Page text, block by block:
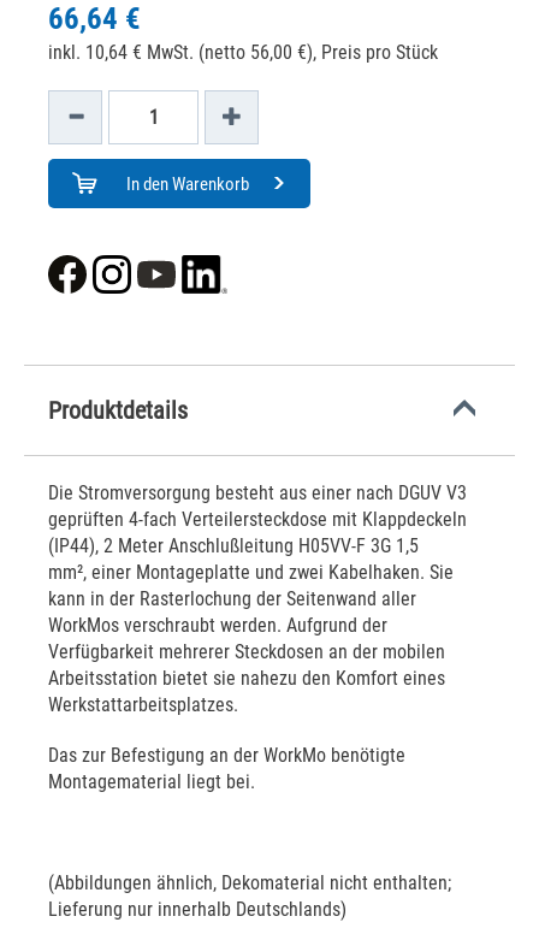
66,64 €
inkl. 10,64 € MwSt. (netto 56,00 €), Preis pro Stück
In den Warenkorb
Produktdetails
Die Stromversorgung besteht aus einer nach DGUV V3
geprüften 4-fach Verteilersteckdose mit Klappdeckeln
(IP44), 2 Meter Anschlußleitung H05VV-F 3G 1,5
mm², einer Montageplatte und zwei Kabelhaken. Sie
kann in der Rasterlochung der Seitenwand aller
WorkMos verschraubt werden. Aufgrund der
Verfügbarkeit mehrerer Steckdosen an der mobilen
Arbeitsstation bietet sie nahezu den Komfort eines
Werkstattarbeitsplatzes.
Das zur Befestigung an der WorkMo benötigte
Montagematerial liegt bei.
(Abbildungen ähnlich, Dekomaterial nicht enthalten;
Lieferung nur innerhalb Deutschlands)